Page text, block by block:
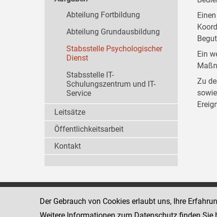
Ein
Zu
Abteilung Fortbildung
Abteilung Grundausbildung
Stabsstelle Psychologischer
Dienst
Stabsstelle IT-
Schulungszentrum und IT-
Service
Leitsätze
Öffentlichkeitsarbeit
Kontakt
Strafvollzugsakademie
1080 Wien
Der Gebrauch von Cookies erlaubt uns, Ihre